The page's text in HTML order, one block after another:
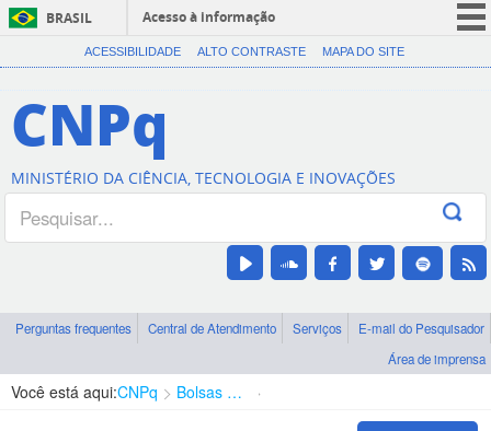
BRASIL
Acesso à informação
CORONAVÍRUS (COVID-19)
Canais
ACESSIBILIDADE ALTO CONTRASTE MAPA DO SITE
CNPq
MINISTÉRIO DA CIÊNCIA, TECNOLOGIA E INOVAÇÕES
Perguntas frequentes Central de Atendimento Serviços
E-mail do Pesquisador
Área de imprensa
Você está aqui:CNPq Bolsas e Auxílios Vigentes